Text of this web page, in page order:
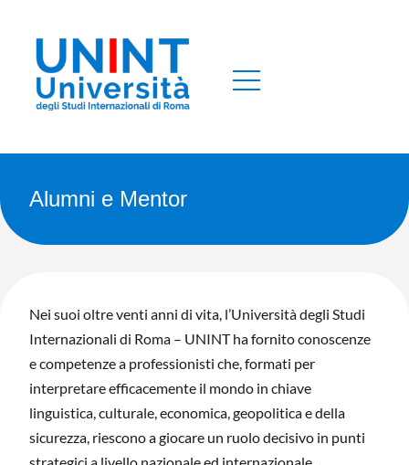
Alumni e Mentor
Nei suoi oltre venti anni di vita, l’Università degli Studi
Internazionali di Roma – UNINT ha fornito conoscenze
e competenze a professionisti che, formati per
interpretare efficacemente il mondo in chiave
linguistica, culturale, economica, geopolitica e della
sicurezza, riescono a giocare un ruolo decisivo in punti